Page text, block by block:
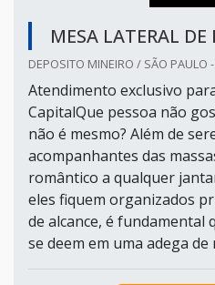
MESA LATERAL
DEPOSITO MINEIRO / SÃO PAULO
Atendimento exclusivo
CapitalQue pessoa não
não é mesmo? Além de
acompanhantes das
romântico a qualquer
eles fiquem organizados
de alcance, é fundamental
se deem em uma adega de